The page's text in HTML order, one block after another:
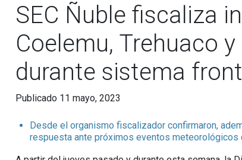
SEC Ñuble fiscaliza
Coelemu, Trehuaco
durante sistema
Publicado 11 mayo, 2023
Desde el organismo fiscalizador confirmaron,
respuesta ante próximos eventos meteorológicos